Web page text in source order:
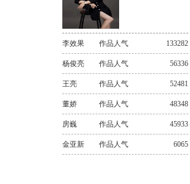
133282
李效果 作品人气
56336
杨俊亮 作品人气
52481
王亮 作品人气
48348
董娇 作品人气
45933
房巍 作品人气
6065
金亚新 作品人气